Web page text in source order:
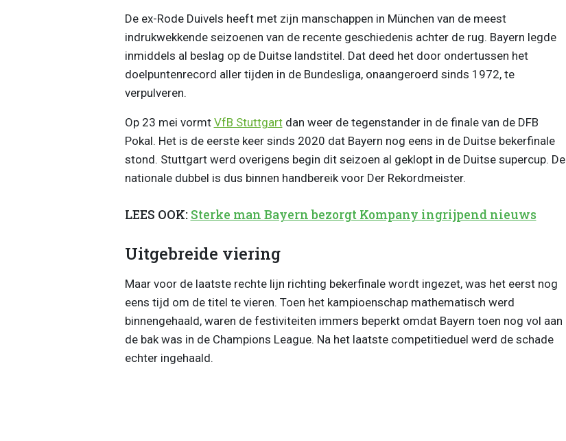
De ex-Rode Duivels heeft met zijn manschappen in München van de meest
indrukwekkende seizoenen van de recente geschiedenis achter de rug. Bayern legde
inmiddels al beslag op de Duitse landstitel. Dat deed het door ondertussen het
doelpuntenrecord aller tijden in de Bundesliga, onaangeroerd sinds 1972, te
verpulveren.
Op 23 mei vormt VfB Stuttgartdan weer de tegenstander in de finale van de DFB
Pokal. Het is de eerste keer sinds 2020 dat Bayern nog eens in de Duitse bekerfinale
stond. Stuttgart werd overigens begin dit seizoen al geklopt in de Duitse supercup. De
nationale dubbel is dus binnen handbereik voor Der Rekordmeister.
LEES OOK: Sterke man Bayern bezorgt Kompany ingrijpend nieuws
Uitgebreide viering
Maar voor de laatste rechte lijn richting bekerfinale wordt ingezet, was het eerst nog
eens tijd om de titel te vieren. Toen het kampioenschap mathematisch werd
binnengehaald, waren de festiviteiten immers beperkt omdat Bayern toen nog vol aan
de bak was in de Champions League. Na het laatste competitieduel werd de schade
echter ingehaald.